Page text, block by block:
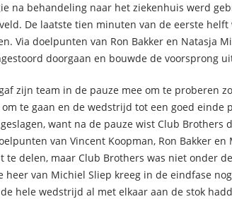
na behandeling naar het ziekenhuis werd
De laatste tien minuten van de eerste helft
Via doelpunten van Ron Bakker en Natasja
doorgaan en bouwde de voorsprong
zijn team in de pauze mee om te proberen
te gaan en de wedstrijd tot een goed einde
want na de pauze wist Club Brothers
van Vincent Koopman, Ron Bakker
te delen, maar Club Brothers was niet onder
heer van Michiel Sliep kreeg in de eindfase
hele wedstrijd al met elkaar aan de stok